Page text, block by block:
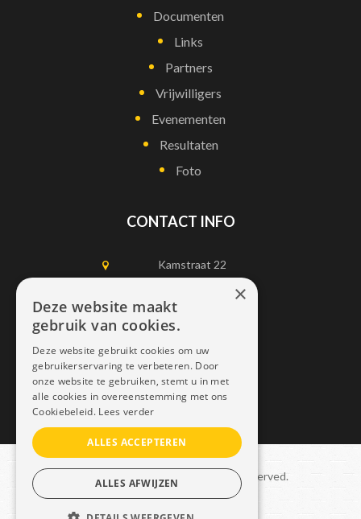
Documenten
Links
Partners
Vrijwilligers
Evenementen
Resultaten
Foto
CONTACT INFO
Kamstraat 22
1750 Lennik
0497452898
info@dais.be
Copyright © 2021 Dais. All rights reserved.
Sitemap–GDPR
×
Deze website maakt
gebruik van cookies.
Deze website gebruikt cookies om uw
gebruikerservaring te verbeteren. Door
onze website te gebruiken, stemt u in met
alle cookies in overeenstemming met ons
Cookiebeleid. Lees verder
ALLES ACCEPTEREN
ALLES AFWIJZEN